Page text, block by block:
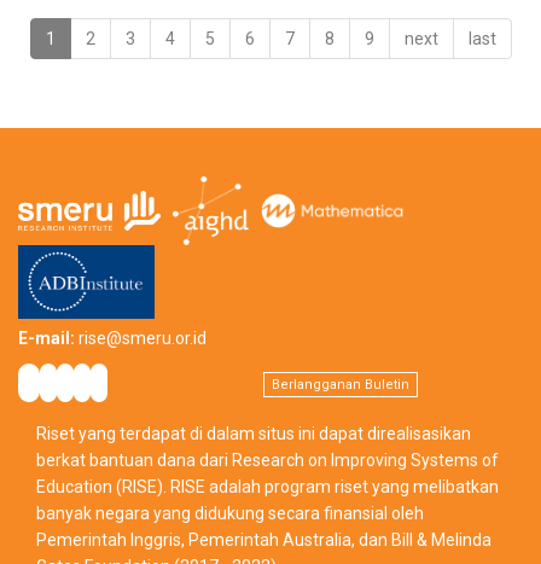
Memang
Harus
1 2 3 4 5 6 7 8 9 next last
E-mail: rise@smeru.or.id
Berlangganan Buletin
Riset yang terdapat di dalam situs ini dapat direalisasikan
berkat bantuan dana dari Research on Improving Systems of
Education (RISE). RISE adalah program riset yang melibatkan
banyak negara yang didukung secara finansial oleh
Pemerintah Inggris, Pemerintah Australia, dan Bill & Melinda